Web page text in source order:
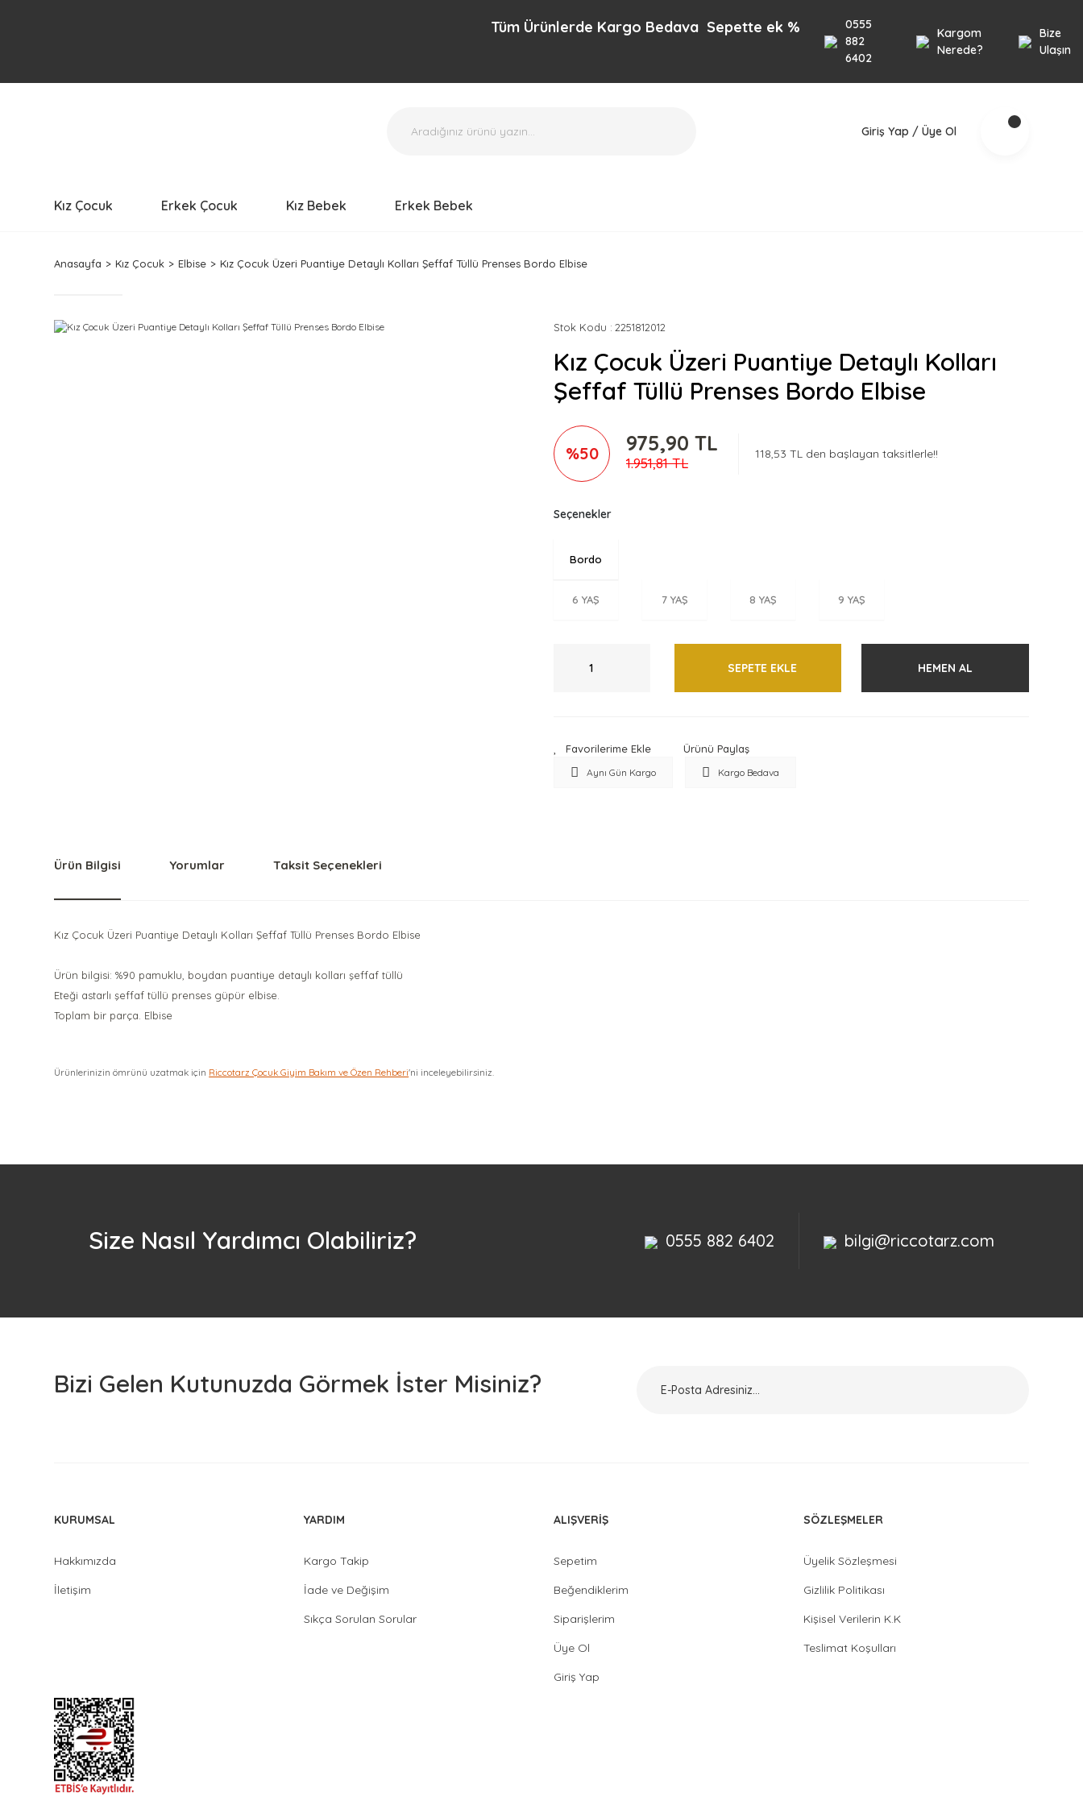
Tüm Ürünlerde Kargo Bedava Sepette ek %10 İndirim 1000TL üzeri alışverişlerinizde
0555
882
6402
Kargom
Nerede?
Bize
Ulaşın
Giriş Yap / Üye Ol
Kız Çocuk Erkek Çocuk Kız Bebek Erkek Bebek
Anasayfa Kız Çocuk Elbise Kız Çocuk Üzeri Puantiye Detaylı Kolları Şeffaf Tüllü Prenses Bordo Elbise
Stok Kodu 2251812012
Kız Çocuk Üzeri Puantiye Detaylı Kolları
Şeffaf Tüllü Prenses Bordo Elbise
%50 975,90 TL
1.951,81 TL
118,53 TL den başlayan taksitlerle!!
Seçenekler
Bordo
6 YAŞ 7 YAŞ 8 YAŞ 9 YAŞ
SEPETE EKLE HEMEN AL
Ürünü Paylaş
Aynı Gün Kargo Kargo Bedava
Ürün Bilgisi Yorumlar Taksit Seçenekleri
Kız Çocuk Üzeri Puantiye Detaylı Kolları Şeffaf Tüllü Prenses Bordo Elbise
Ürün bilgisi: %90 pamuklu, boydan puantiye detaylı kolları şeffaf tüllü
Eteği astarlı şeffaf tüllü prenses güpür elbise.
Toplam bir parça. Elbise
Ürünlerinizin ömrünü uzatmak için Riccotarz Çocuk Giyim Bakım ve Özen Rehberi'ni inceleyebilirsiniz.
Size Nasıl Yardımcı Olabiliriz? 0555 882 6402 bilgi@riccotarz.com
Bizi Gelen Kutunuzda Görmek İster Misiniz?
KURUMSAL
Hakkımızda
İletişim
YARDIM
Kargo Takip
İade ve Değişim
Sıkça Sorulan Sorular
ALIŞVERİŞ
Sepetim
Beğendiklerim
Siparişlerim
Üye Ol
Giriş Yap
SÖZLEŞMELER
Üyelik Sözleşmesi
Gizlilik Politikası
Kişisel Verilerin K.K
Teslimat Koşulları